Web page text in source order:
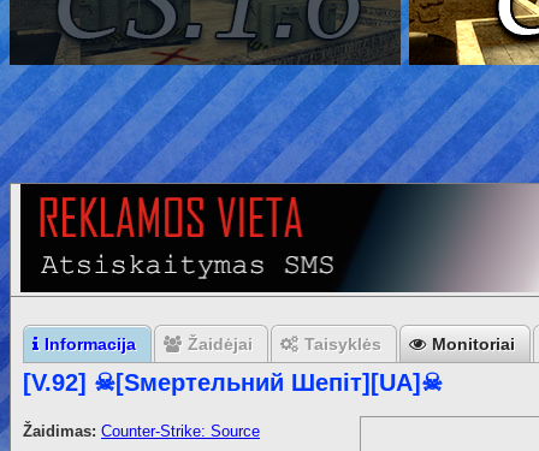
Informacija Žaidėjai Taisyklės Monitoriai
[V.92] ☠[Sмертельний Шепіт][UA]☠
Žaidimas: Counter-Strike: Source